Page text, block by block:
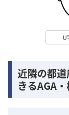
U
近隣の都
きるAGA